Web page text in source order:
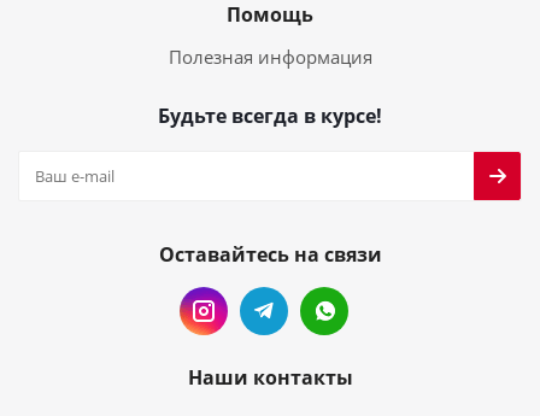
Помощь
Полезная информация
Будьте всегда в курсе!
Оставайтесь на связи
Наши контакты